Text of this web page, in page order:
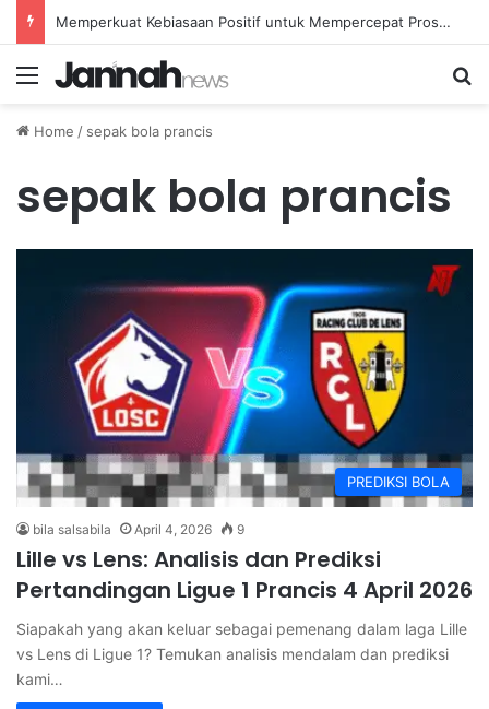
Memperkuat Kebiasaan Positif untuk Mempercepat Proses Pemulihan Mental Anda
Menu
Home / sepak bola prancis
sepak bola prancis
PREDIKSI BOLA
bila salsabila April 4, 2026 9
Lille vs Lens: Analisis dan Prediksi
Pertandingan Ligue 1 Prancis 4 April 2026
Siapakah yang akan keluar sebagai pemenang dalam laga Lille
vs Lens di Ligue 1? Temukan analisis mendalam dan prediksi
kami…